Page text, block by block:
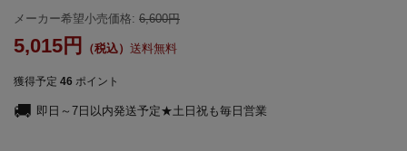
メーカー希望小売価格: 6,600
5,015 送料無料
獲得予定 46 ポイント
即日～7日以内発送予定★土日祝も毎日営業